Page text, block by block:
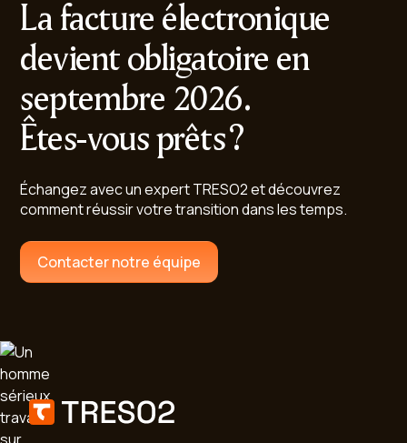
La facture électronique
devient obligatoire en
septembre 2026.
Êtes-vous prêts ?
Échangez avec un expert TRESO2 et découvrez
comment réussir votre transition dans les temps.
Contacter notre équipe